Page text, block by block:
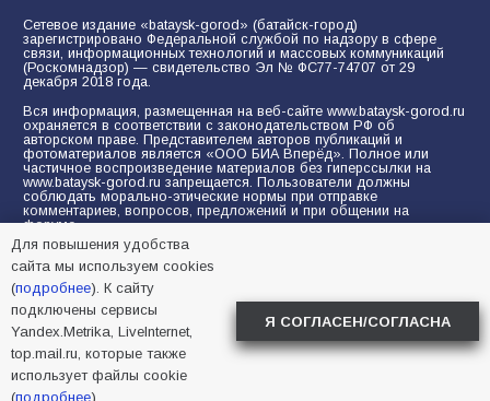
Сетевое издание «bataysk-gorod» (батайск-город)
зарегистрировано Федеральной службой по надзору в сфере
связи, информационных технологий и массовых коммуникаций
(Роскомнадзор) — свидетельство Эл № ФС77-74707 от 29
декабря 2018 года.
Вся информация, размещенная на веб-сайте www.bataysk-gorod.ru
охраняется в соответствии с законодательством РФ об
авторском праве. Представителем авторов публикаций и
фотоматериалов является «ООО БИА Вперёд». Полное или
частичное воспроизведение материалов без гиперссылки на
www.bataysk-gorod.ru запрещается. Пользователи должны
соблюдать морально-этические нормы при отправке
комментариев, вопросов, предложений и при общении на
форуме.
Политика конфиденциальности и защиты информации
Согласие на обработку персональных данных с помощью
сервисов Yandex.Metrika, LiveInternet, top.mail.ru
© 2005-2026 БИА «ВПЕРЕД»
Для повышения удобства
сайта мы используем cookies
(подробнее). К сайту
подключены сервисы
Yandex.Metrika, LiveInternet,
top.mail.ru, которые также
использует файлы cookie
(подробнее).
Я СОГЛАСЕН/СОГЛАСНА